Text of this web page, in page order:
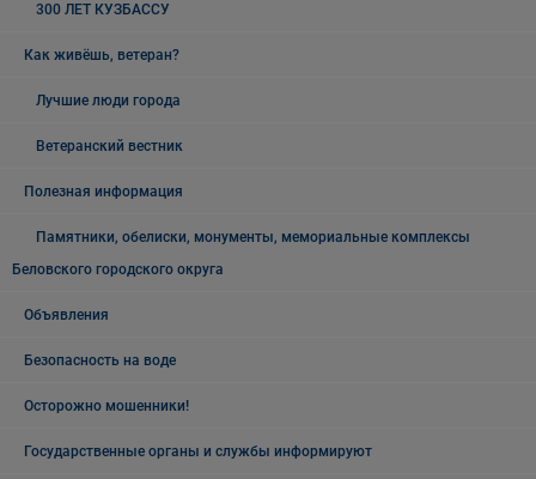
300 ЛЕТ КУЗБАССУ
Как живёшь, ветеран?
Лучшие люди города
Ветеранский вестник
Полезная информация
Памятники, обелиски, монументы, мемориальные комплексы
Беловского городского округа
Объявления
Безопасность на воде
Осторожно мошенники!
Государственные органы и службы информируют